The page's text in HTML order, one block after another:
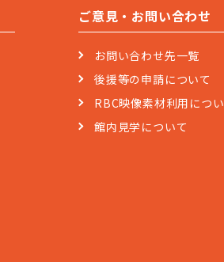
ご意見・お問い合わせ
お問い合わせ先一覧
後援等の申請について
RBC映像素材利用につ
館内見学について